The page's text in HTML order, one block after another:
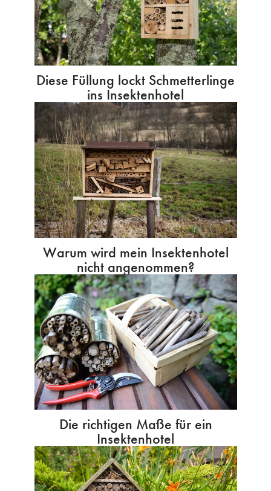
Diese Füllung lockt Schmetterlinge
ins Insektenhotel
Warum wird mein Insektenhotel
nicht angenommen?
Die richtigen Maße für ein
Insektenhotel